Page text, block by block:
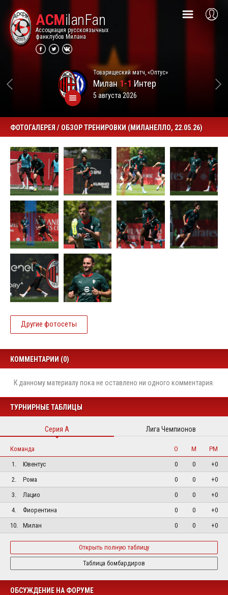
ACMilanFan
Ассоциация русскоязычных
фанклубов Милана
Товарищеский матч, «Оптус»
Милан1-1 Интер
5 августа 2026
ФОТОГАЛЕРЕЯ / ОБЗОР ТРЕНИРОВКИ (МИЛАНЕЛЛО, 22.05.26)
Другие фотосеты
КОММЕНТАРИИ (0)
К данному материалу пока не оставлено ни одного комментария.
ТУРНИРНЫЕ ТАБЛИЦЫ
Серия А Лига Чемпионов
Команда О М
РМ
1.
Ювентус 0 0
+0
2.
Рома 0 0
+0
3.
Лацио 0 0
+0
4.
Фиорентина 0 0
+0
10.
Милан 0 0 +0
Открыть полную таблицу
Таблица бомбардиров
ОБСУЖДЕНИЕ НА ФОРУМЕ